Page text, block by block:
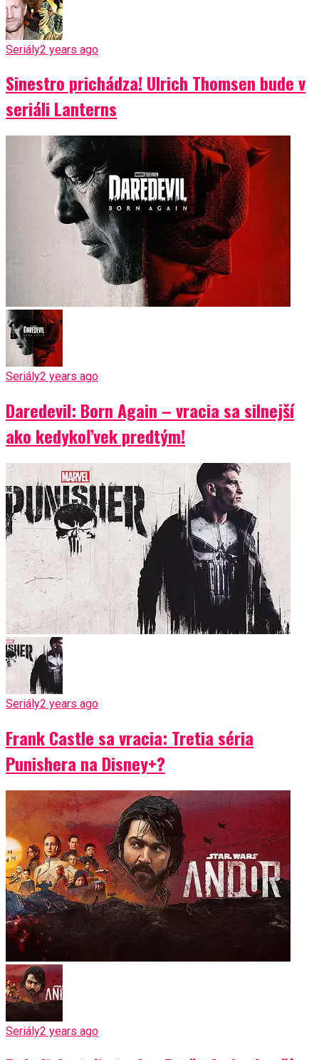
Seriály2 years ago
Sinestro prichádza! Ulrich Thomsen bude v
seriáli Lanterns
Seriály2 years ago
Daredevil: Born Again – vracia sa silnejší
ako kedykoľvek predtým!
Seriály2 years ago
Frank Castle sa vracia: Tretia séria
Punishera na Disney+?
Seriály2 years ago